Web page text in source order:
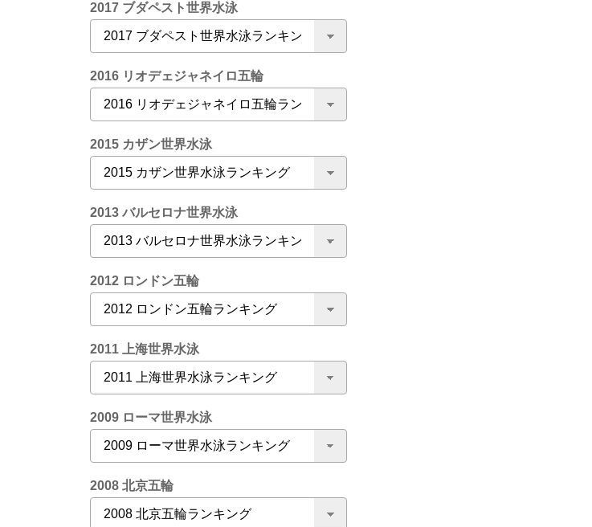
2017 ブダペスト世界水泳
2016 リオデェジャネイロ五輪
2015 カザン世界水泳
2013 バルセロナ世界水泳
2012 ロンドン五輪
2011 上海世界水泳
2009 ローマ世界水泳
2008 北京五輪